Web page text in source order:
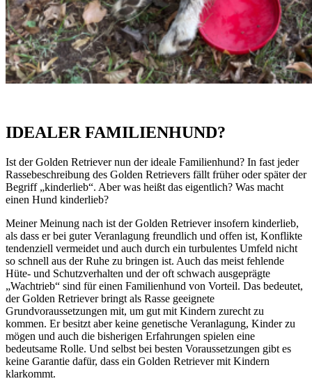
IDEALER FAMILIENHUND?
Ist der Golden Retriever nun der ideale Familienhund? In fast jeder
Rassebeschreibung des Golden Retrievers fällt früher oder später der
Begriff „kinderlieb“. Aber was heißt das eigentlich? Was macht
einen Hund kinderlieb?
Meiner Meinung nach ist der Golden Retriever insofern kinderlieb,
als dass er bei guter Veranlagung freundlich und offen ist, Konflikte
tendenziell vermeidet und auch durch ein turbulentes Umfeld nicht
so schnell aus der Ruhe zu bringen ist. Auch das meist fehlende
Hüte- und Schutzverhalten und der oft schwach ausgeprägte
„Wachtrieb“ sind für einen Familienhund von Vorteil. Das bedeutet,
der Golden Retriever bringt als Rasse geeignete
Grundvoraussetzungen mit, um gut mit Kindern zurecht zu
kommen. Er besitzt aber keine genetische Veranlagung, Kinder zu
mögen und auch die bisherigen Erfahrungen spielen eine
bedeutsame Rolle. Und selbst bei besten Voraussetzungen gibt es
keine Garantie dafür, dass ein Golden Retriever mit Kindern
klarkommt.